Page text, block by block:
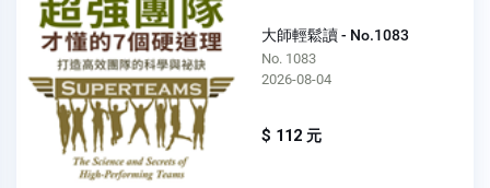
大師輕鬆讀 - No.1083
No. 1083
2026-08-04
$ 112 元